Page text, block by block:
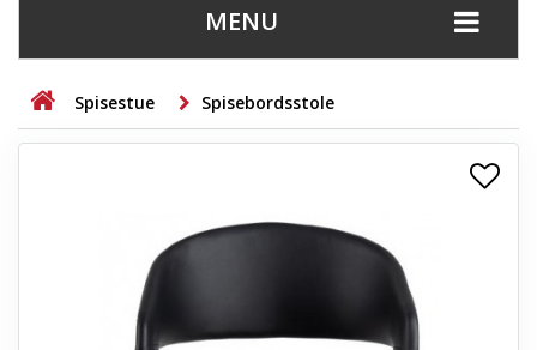
MENU
+
STUE
+
Spisestue Spisebordsstole